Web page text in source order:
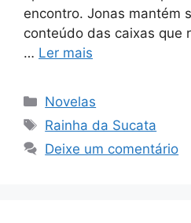
encontro. Jonas mantém
conteúdo das caixas que
… Ler mais
Categorias
Novelas
Tags
Rainha da Sucata
Deixe um comentário